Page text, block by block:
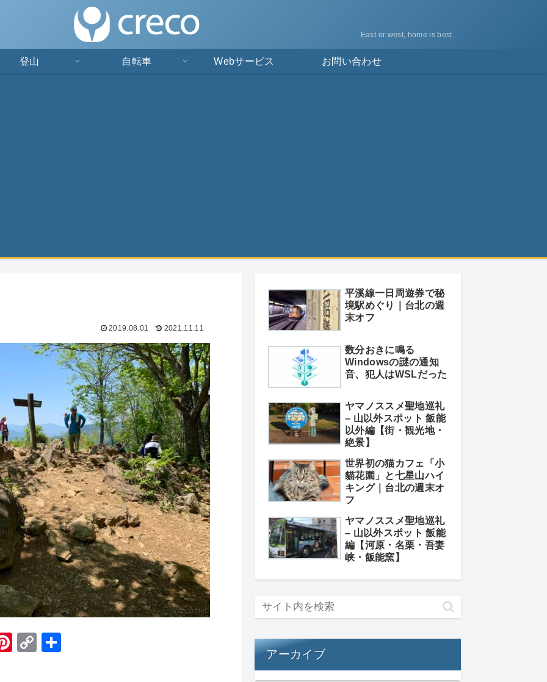
East or west, home is best.
登山 自転車 Webサービス お問い合わせ
2019.08.01 2021.11.11
Pi
C
平溪線一日周遊券で秘
境駅めぐり｜台北の週
末オフ
数分おきに鳴る
Windowsの謎の通知
音、犯人はWSLだった
ヤマノススメ聖地巡礼
– 山以外スポット 飯能
以外編【街・観光地・
絶景】
世界初の猫カフェ「小
貓花園」と七星山ハイ
キング｜台北の週末オ
フ
ヤマノススメ聖地巡礼
– 山以外スポット 飯能
編【河原・名栗・吾妻
峡・飯能窯】
アーカイブ